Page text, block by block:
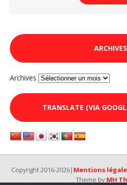
ARCHIVES
Archives
TRANSLATE (VIA
Copyright 2016-2026| Mentions
Theme by MH